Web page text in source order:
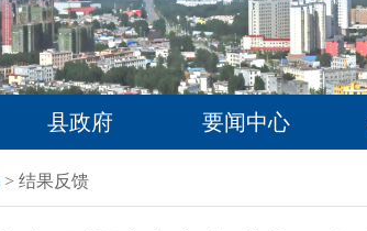
县政府 要闻中心
> 结果反馈